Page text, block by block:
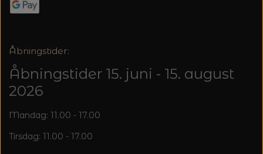
Åbningstider:
Åbningstider 15. juni - 15. august
2026
Mandag: 11.00 - 17.00
Tirsdag: 11.00 - 17.00